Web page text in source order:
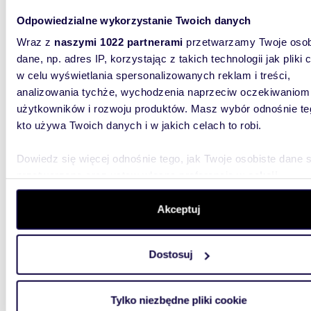
Odpowiedzialne wykorzystanie Twoich danych
Wraz z naszymi 1022 partnerami przetwarzamy Twoje
dane, np. adres IP, korzystając z takich technologii jak pliki
w celu wyświetlania spersonalizowanych reklam i treści,
analizowania tychże, wychodzenia naprzeciw oczekiwaniom
użytkowników i rozwoju produktów. Masz wybór odnośnie
kto używa Twoich danych i w jakich celach to robi.
Dowiedz się więcej odnośnie tego, jak Twoje osobiste dane
szczegółów. W Deklaracji plików cookie możesz zmienić
wycofać swoją zgodę w dowolnej chwili.
aby oferować funkcje społecznościowe i analizować ruch w
witrynie. Informacje o tym, jak korzystasz z naszej witryny,
analitycznym. Partnerzy mogą połączyć te informacje z
Akceptuj
Dostosuj
Tylko niezbędne pliki cookie
WYRÓŻNIONE
676